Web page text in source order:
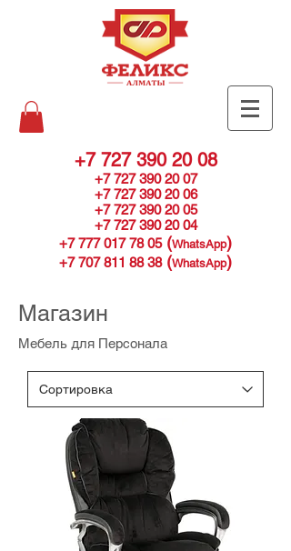
+7 727 390 20 08
+7 727 390 20 07
+7 727 390 20 06
+7 727 390 20 05
+7 727 390 20 04
+7 777 017 78 05(WhatsApp)
+7 707 811 88 38(WhatsApp)
Магазин
Мебель для Персонала